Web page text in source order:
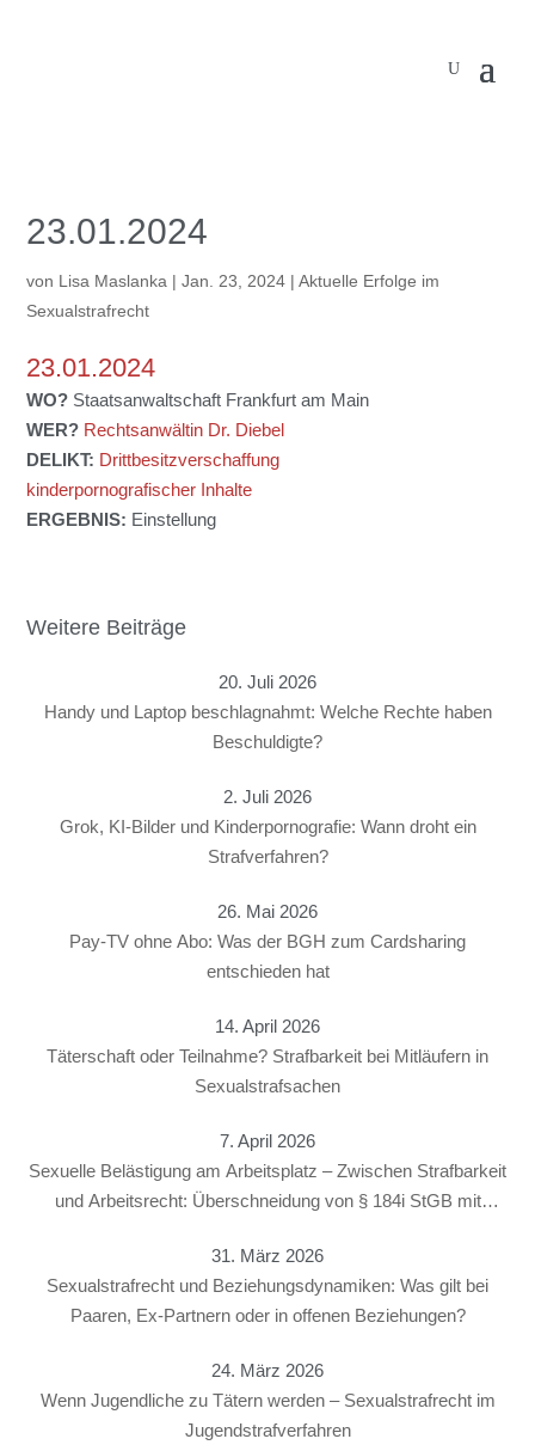
23.01.2024
von Lisa Maslanka |Jan. 23, 2024 |Aktuelle Erfolge im
Sexualstrafrecht
23.01.2024
WO? Staatsanwaltschaft Frankfurt am Main
WER? Rechtsanwältin Dr. Diebel
DELIKT: Drittbesitzverschaffung
kinderpornografischer Inhalte
ERGEBNIS: Einstellung
Weitere Beiträge
20. Juli 2026
Handy und Laptop beschlagnahmt: Welche Rechte haben
Beschuldigte?
2. Juli 2026
Grok, KI-Bilder und Kinderpornografie: Wann droht ein
Strafverfahren?
26. Mai 2026
Pay-TV ohne Abo: Was der BGH zum Cardsharing
entschieden hat
14. April 2026
Täterschaft oder Teilnahme? Strafbarkeit bei Mitläufern in
Sexualstrafsachen
7. April 2026
Sexuelle Belästigung am Arbeitsplatz – Zwischen Strafbarkeit
und Arbeitsrecht: Überschneidung von § 184i StGB mit
31. März 2026
Sexualstrafrecht und Beziehungsdynamiken: Was gilt bei
Paaren, Ex-Partnern oder in offenen Beziehungen?
24. März 2026
Wenn Jugendliche zu Tätern werden – Sexualstrafrecht im
Jugendstrafverfahren